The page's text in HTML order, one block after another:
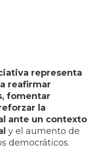
representa
reafirmar
fomentar
la
ante un contexto
y el aumento de
democráticos.